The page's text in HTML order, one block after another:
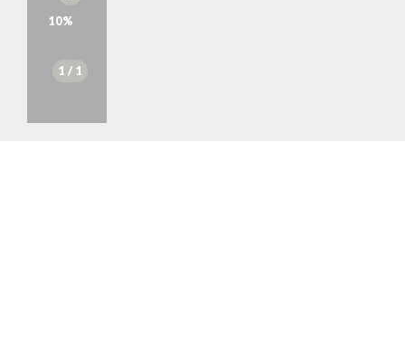
10%
1 / 1